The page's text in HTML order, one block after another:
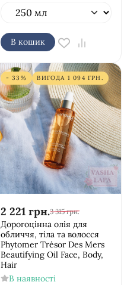
В кошик
- 33% ВИГОДА 1 094 ГРН.
2 221 грн.3 315 грн.
Дорогоцінна олія для
обличчя, тіла та волосся
Phytomer Trésor Des Mers
Beautifying Oil Face, Body,
Hair
В наявності